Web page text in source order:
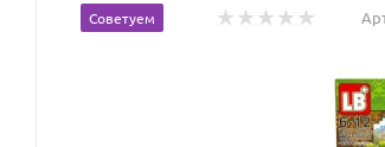
Советуем